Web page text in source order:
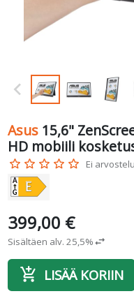
Asus 15,6"
HD mobiili
star_border star_border star_border star_border star_border Ei
399,00 €
Sisältäen alv. 25,5%swap_horiz
add_shopping_cart LISÄÄ KORIIN